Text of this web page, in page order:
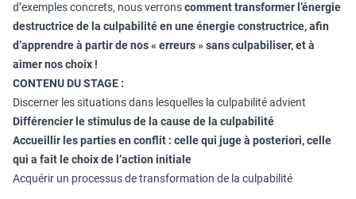
d’exemples concrets, nous verronscomment transformer l’énergie
destructrice de la culpabilité en une énergie constructrice, afin
d’apprendre à partir de nos « erreurs » sans culpabiliser, et à
aimer nos choix !
CONTENU DU STAGE :
Discerner les situations dans lesquelles la culpabilité advient
Différencier le stimulus de la cause de la culpabilité
Accueillir les parties en conflit : celle qui juge à posteriori, celle
qui a fait le choix de l’action initiale
Acquérir un processus de transformation de la culpabilité